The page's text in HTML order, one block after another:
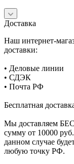
Доставка
Наш интернет-
доставки:
• Деловые линии
• СДЭК
• Почта РФ
Бесплатная
Мы доставляем
сумму от 10000
данном случае
любую точку РФ.